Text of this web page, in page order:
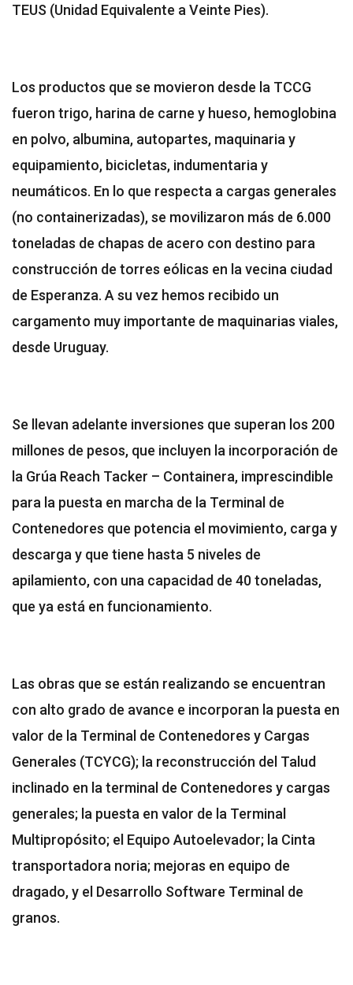
TEUS (Unidad Equivalente a Veinte Pies).
Los productos que se movieron desde la TCCG
fueron trigo, harina de carne y hueso, hemoglobina
en polvo, albumina, autopartes, maquinaria y
equipamiento, bicicletas, indumentaria y
neumáticos. En lo que respecta a cargas generales
(no containerizadas), se movilizaron más de 6.000
toneladas de chapas de acero con destino para
construcción de torres eólicas en la vecina ciudad
de Esperanza. A su vez hemos recibido un
cargamento muy importante de maquinarias viales,
desde Uruguay.
Se llevan adelante inversiones que superan los 200
millones de pesos, que incluyen la incorporación de
la Grúa Reach Tacker – Containera, imprescindible
para la puesta en marcha de la Terminal de
Contenedores que potencia el movimiento, carga y
descarga y que tiene hasta 5 niveles de
apilamiento, con una capacidad de 40 toneladas,
que ya está en funcionamiento.
Las obras que se están realizando se encuentran
con alto grado de avance e incorporan la puesta en
valor de la Terminal de Contenedores y Cargas
Generales (TCYCG); la reconstrucción del Talud
inclinado en la terminal de Contenedores y cargas
generales; la puesta en valor de la Terminal
Multipropósito; el Equipo Autoelevador; la Cinta
transportadora noria; mejoras en equipo de
dragado, y el Desarrollo Software Terminal de
granos.